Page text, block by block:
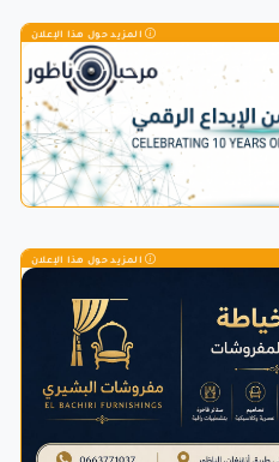
المزيد حول هذا الإعلان
المزيد حول هذا الإعلان